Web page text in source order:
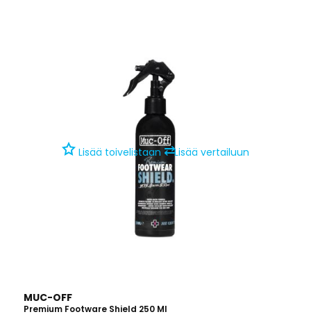
Lisää toivelistaan ⇄Lisää vertailuun
MUC-OFF
Premium Footware Shield 250 Ml